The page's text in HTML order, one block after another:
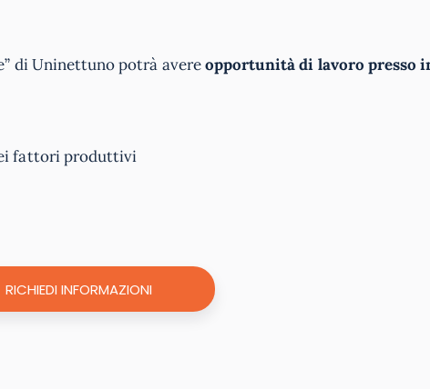
di Uninettuno potrà avereopportunità di lavoro presso
fattori produttivi
RICHIEDI INFORMAZIONI